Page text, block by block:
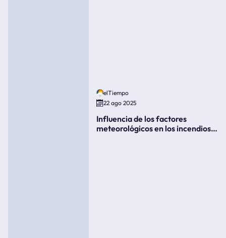
elTiempo
22 ago 2025
Influencia de los factores
meteorológicos en los incendios